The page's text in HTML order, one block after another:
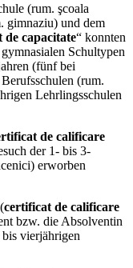
(rum. şcoala
gimnaziu) und dem
de capacitate“ konnten
Schultypen
(fünf bei
(rum.
Lehrlingsschulen
de calificare
der 1- bis 3-
erworben
certificat de calificare
bzw. die Absolventin
vierjährigen